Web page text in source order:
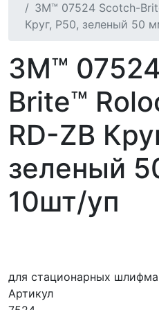
3M™ 07524 Scotch-
Круг, P50, зеленый 50
3M™
Brite™
RD-ZB
зеленый
10шт/уп
для стационарных
Артикул